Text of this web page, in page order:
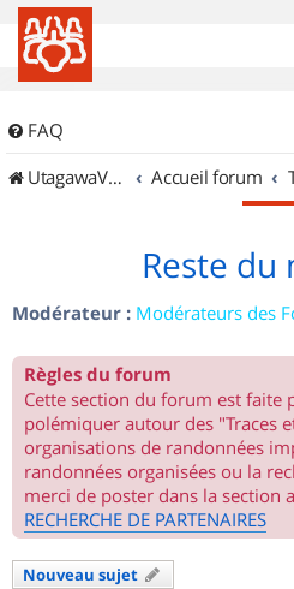
FAQ
UtagawaVTT (Randos VTT et VTTAE avec traces GPS)
Accueil forum
Reste du
Modérateur : Modérateurs des
Règles du forum
Cette section du forum est faite
polémiquer autour des "Traces
organisations de randonnées
randonnées organisées ou la
merci de poster dans la section
RECHERCHE DE PARTENAIRES
Nouveau sujet